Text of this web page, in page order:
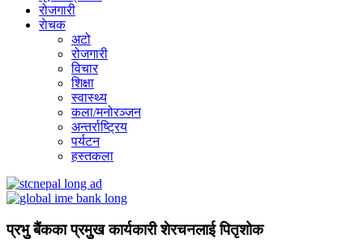
रोजगारी
राेचक
अटो
रोजगारी
विचार
शिक्षा
स्वास्थ्य
कला/मनोरञ्जन
अन्तर्राष्ट्रिय
पर्यटन
हस्तकला
प्रभुु बैंकका प्रमुुख कार्यकारी शेरचनलाई पितृशोक